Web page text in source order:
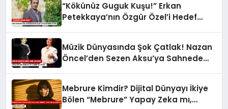
“Kökünüz Guguk Kuşu!” Erkan
Petekkaya’nın Özgür Özel’i Hedef
Müzik Dünyasında Şok Çatlak! Nazan
Öncel’den Sezen Aksu’ya Sahnede
Mebrure Kimdir? Dijital Dünyayı İkiye
Bölen “Mebrure” Yapay Zeka mı,